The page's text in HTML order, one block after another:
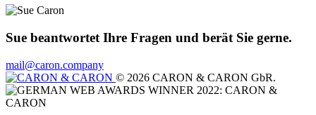
Sue beantwortet Ihre Fragen und berät Sie gerne.
mail@caron.company
© 2026 CARON & CARON GbR.